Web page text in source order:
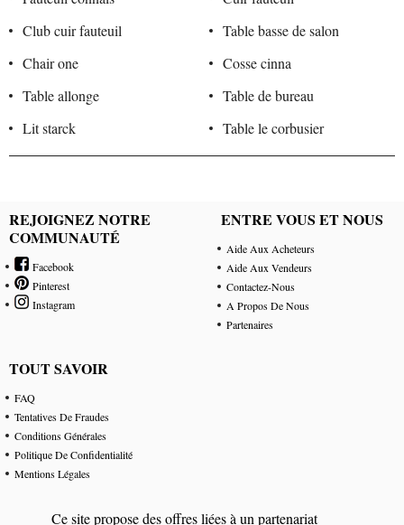
Club cuir fauteuil
Table basse de salon
Chair one
Cosse cinna
Table allonge
Table de bureau
Lit starck
Table le corbusier
REJOIGNEZ NOTRE
COMMUNAUTÉ
Facebook
Pinterest
Instagram
ENTRE VOUS ET NOUS
Aide Aux Acheteurs
Aide Aux Vendeurs
Contactez-Nous
A Propos De Nous
Partenaires
TOUT SAVOIR
FAQ
Tentatives De Fraudes
Conditions Générales
Politique De Confidentialité
Mentions Légales
Ce site propose des offres liées à un partenariat